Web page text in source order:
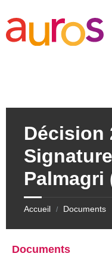
content
left
sidebar
footer
Décision
Palmagri
Accueil / Documents
Documents